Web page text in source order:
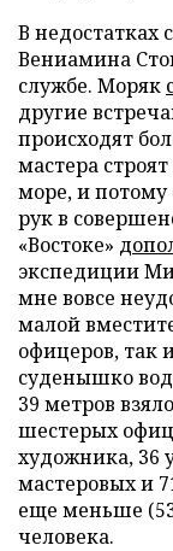
В
Вениамина
службе. Моряк
другие
происходят
мастера
море, и потому
рук в
«Востоке»
экспедиции
мне вовсе
малой
офицеров, так
суденышко
39 метров
шестерых
художника, 36
мастеровых и
еще меньше
человека.